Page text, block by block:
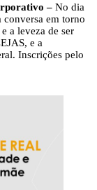
– No dia
conversa em torno
a leveza de ser
e a
Inscrições pelo